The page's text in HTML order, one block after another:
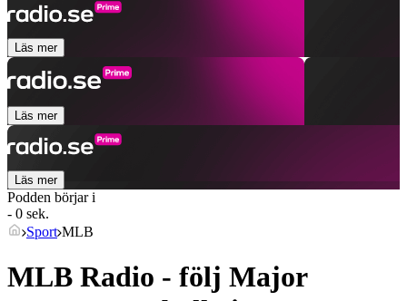
Läs mer
Läs mer
Läs mer
Podden börjar i
- 0 sek.
Sport MLB
MLB Radio - följ Major